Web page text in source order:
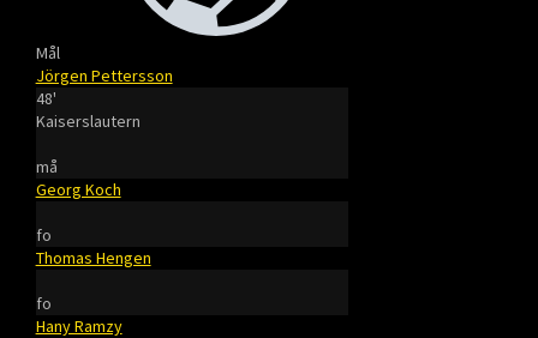
Mål
Jörgen Pettersson
48'
Kaiserslautern
må
Georg Koch
fo
Thomas Hengen
fo
Hany Ramzy